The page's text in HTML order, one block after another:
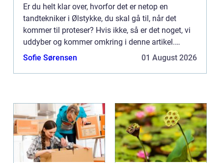
Er du helt klar over, hvorfor det er netop en
tandtekniker i Ølstykke, du skal gå til, når det
kommer til proteser? Hvis ikke, så er det noget, vi
uddyber og kommer omkring i denne artikel.
Derfor skal du gå til en tandtekniker i Ølstykke ift.
Sofie Sørensen 01 August 2026